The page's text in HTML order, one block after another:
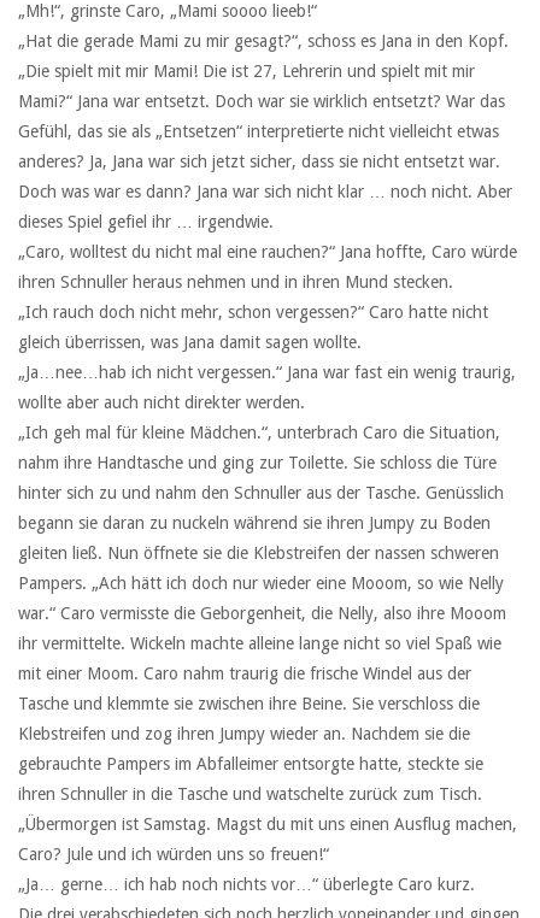
„Mh!“, grinste Caro, „Mami soooo lieeb!“
„Hat die gerade Mami zu mir gesagt?“, schoss es Jana in den Kopf.
„Die spielt mit mir Mami! Die ist 27, Lehrerin und spielt mit mir
Mami?“ Jana war entsetzt. Doch war sie wirklich entsetzt? War das
Gefühl, das sie als „Entsetzen“ interpretierte nicht vielleicht etwas
anderes? Ja, Jana war sich jetzt sicher, dass sie nicht entsetzt war.
Doch was war es dann? Jana war sich nicht klar … noch nicht. Aber
dieses Spiel gefiel ihr … irgendwie.
„Caro, wolltest du nicht mal eine rauchen?“ Jana hoffte, Caro würde
ihren Schnuller heraus nehmen und in ihren Mund stecken.
„Ich rauch doch nicht mehr, schon vergessen?“ Caro hatte nicht
gleich überrissen, was Jana damit sagen wollte.
„Ja…nee…hab ich nicht vergessen.“ Jana war fast ein wenig traurig,
wollte aber auch nicht direkter werden.
„Ich geh mal für kleine Mädchen.“, unterbrach Caro die Situation,
nahm ihre Handtasche und ging zur Toilette. Sie schloss die Türe
hinter sich zu und nahm den Schnuller aus der Tasche. Genüsslich
begann sie daran zu nuckeln während sie ihren Jumpy zu Boden
gleiten ließ. Nun öffnete sie die Klebstreifen der nassen schweren
Pampers. „Ach hätt ich doch nur wieder eine Mooom, so wie Nelly
war.“ Caro vermisste die Geborgenheit, die Nelly, also ihre Mooom
ihr vermittelte. Wickeln machte alleine lange nicht so viel Spaß wie
mit einer Moom. Caro nahm traurig die frische Windel aus der
Tasche und klemmte sie zwischen ihre Beine. Sie verschloss die
Klebstreifen und zog ihren Jumpy wieder an. Nachdem sie die
gebrauchte Pampers im Abfalleimer entsorgte hatte, steckte sie
ihren Schnuller in die Tasche und watschelte zurück zum Tisch.
„Übermorgen ist Samstag. Magst du mit uns einen Ausflug machen,
Caro? Jule und ich würden uns so freuen!“
„Ja… gerne… ich hab noch nichts vor…“ überlegte Caro kurz.